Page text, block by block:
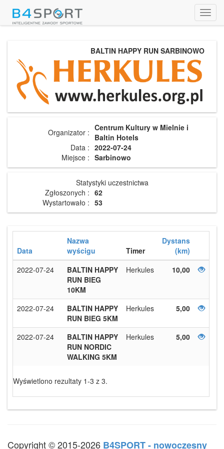
BALTIN HAPPY RUN SARBINOWO
Organizator : Centrum Kultury w Mielnie i
Baltin Hotels
Data : 2022-07-24
Miejsce : Sarbinowo
Statystyki uczestnictwa
Zgłoszonych : 62
Wystartowało : 53
Data
Nazwa
wyścigu
Timer
Dystans
(km)
2022-07-24
BALTIN HAPPY
RUN BIEG
10KM
Herkules 10,00
2022-07-24
BALTIN HAPPY
RUN BIEG 5KM
Herkules 5,00
2022-07-24
BALTIN HAPPY
RUN NORDIC
WALKING 5KM
Herkules 5,00
Wyświetlono rezultaty 1-3 z 3.
Copyright © 2015-2026 B4SPORT - nowoczesny